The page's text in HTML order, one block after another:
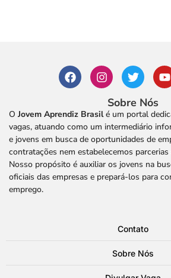
Sobre Nós
O Jovem Aprendiz Brasilé um portal
vagas, atuando como um intermediário
e jovens em busca de oportunidades de
contratações nem estabelecemos
Nosso propósito é auxiliar os jovens na
oficiais das empresas e prepará-los para
emprego.
Contato
Sobre Nós